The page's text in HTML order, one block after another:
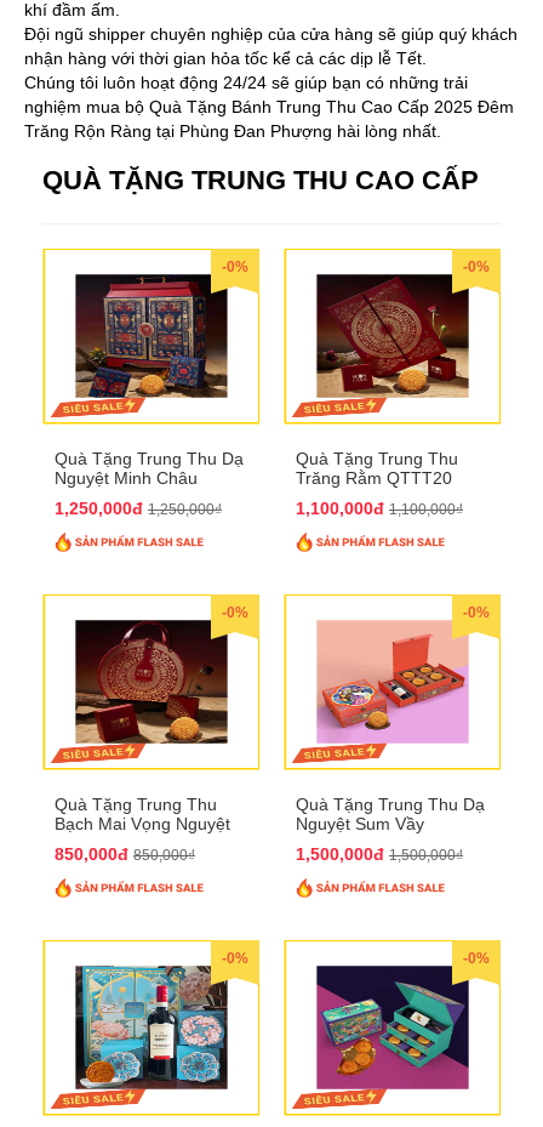
khí đầm ấm.
Đội ngũ shipper chuyên nghiệp của cửa hàng sẽ giúp quý khách
nhận hàng với thời gian hỏa tốc kể cả các dịp lễ Tết.
Chúng tôi luôn hoạt động 24/24 sẽ giúp bạn có những trải
nghiệm mua bộ Quà Tặng Bánh Trung Thu Cao Cấp 2025 Đêm
Trăng Rộn Ràng tại Phùng Đan Phượng hài lòng nhất.
QUÀ TẶNG TRUNG THU CAO CẤP
-0%
Quà Tặng Trung Thu Dạ
Nguyệt Minh Châu
1,250,000đ 1,250,000₫
-0%
Quà Tặng Trung Thu
Trăng Rằm QTTT20
1,100,000đ 1,100,000₫
-0%
Quà Tặng Trung Thu
Bạch Mai Vọng Nguyệt
850,000đ 850,000₫
-0%
Quà Tặng Trung Thu Dạ
Nguyệt Sum Vầy
1,500,000đ 1,500,000₫
-0% -0%